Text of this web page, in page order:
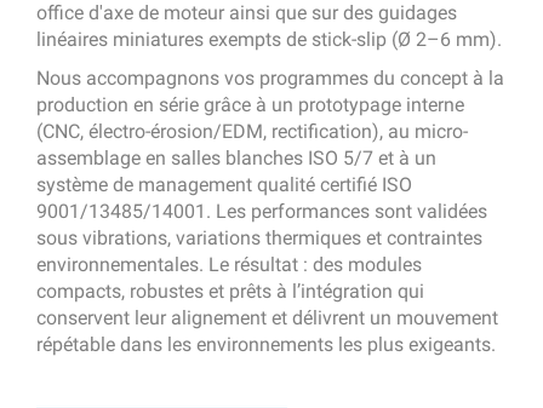
office d'axe de moteur ainsi que sur des guidages
linéaires miniatures exempts de stick-slip (Ø 2–6 mm).
Nous accompagnons vos programmes du concept à la
production en série grâce à un prototypage interne
(CNC, électro-érosion/EDM, rectification), au micro-
assemblage en salles blanches ISO 5/7 et à un
système de management qualité certifié ISO
9001/13485/14001. Les performances sont validées
sous vibrations, variations thermiques et contraintes
environnementales. Le résultat : des modules
compacts, robustes et prêts à l’intégration qui
conservent leur alignement et délivrent un mouvement
répétable dans les environnements les plus exigeants.